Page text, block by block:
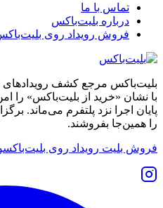
تماس با ما
درباره بلیت‌باکس
فروش رویداد روی
بلیت‌باکس مرجع کشف رویدادهای
با نشان «خرید از بلیت‌باکس» را
پایان اجرا نزد پلتفرم می‌ماند.
را همین‌جا بفروشند.
فروش بلیت رویداد روی بلیت‌باکس